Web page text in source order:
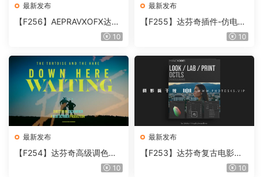
最新发布
【F256】AEPRAVXOFX达芬
奇视频人像磨皮润肤美颜插件
10
最新发布
【F255】达芬奇插件-仿电影
胶片视频调色插件 ARRI Film
10
最新发布
【F254】达芬奇高级调色插
件 Contour V2.2.2 WinMac10
最新发布
【F253】达芬奇复古电影胶
片质感DCTL节点调色预设 M
10